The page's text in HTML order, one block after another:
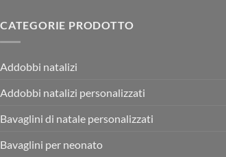
CATEGORIE PRODOTTO
Addobbi natalizi
Addobbi natalizi personalizzati
Bavaglini di natale personalizzati
Bavaglini per neonato